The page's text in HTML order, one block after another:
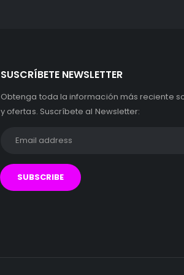
SUSCRÍBETE NEWSLETTER
Obtenga toda la información más reciente
y ofertas. Suscríbete al Newsletter: